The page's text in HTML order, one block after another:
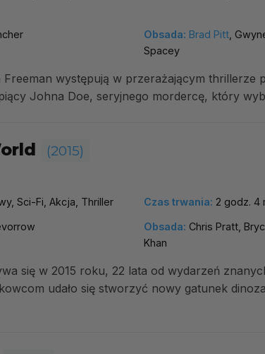
Obsada: Brad Pitt ,
Spacey
Freeman występują w przerażającym thrillerze
Johna Doe, seryjnego mordercę, który
(2015)
Sci-Fi, Akcja, Thriller Czas trwania: 2 godz. 4
Obsada: Chris Pratt,
Khan
się w 2015 roku, 22 lata od wydarzeń
udało się stworzyć nowy gatunek